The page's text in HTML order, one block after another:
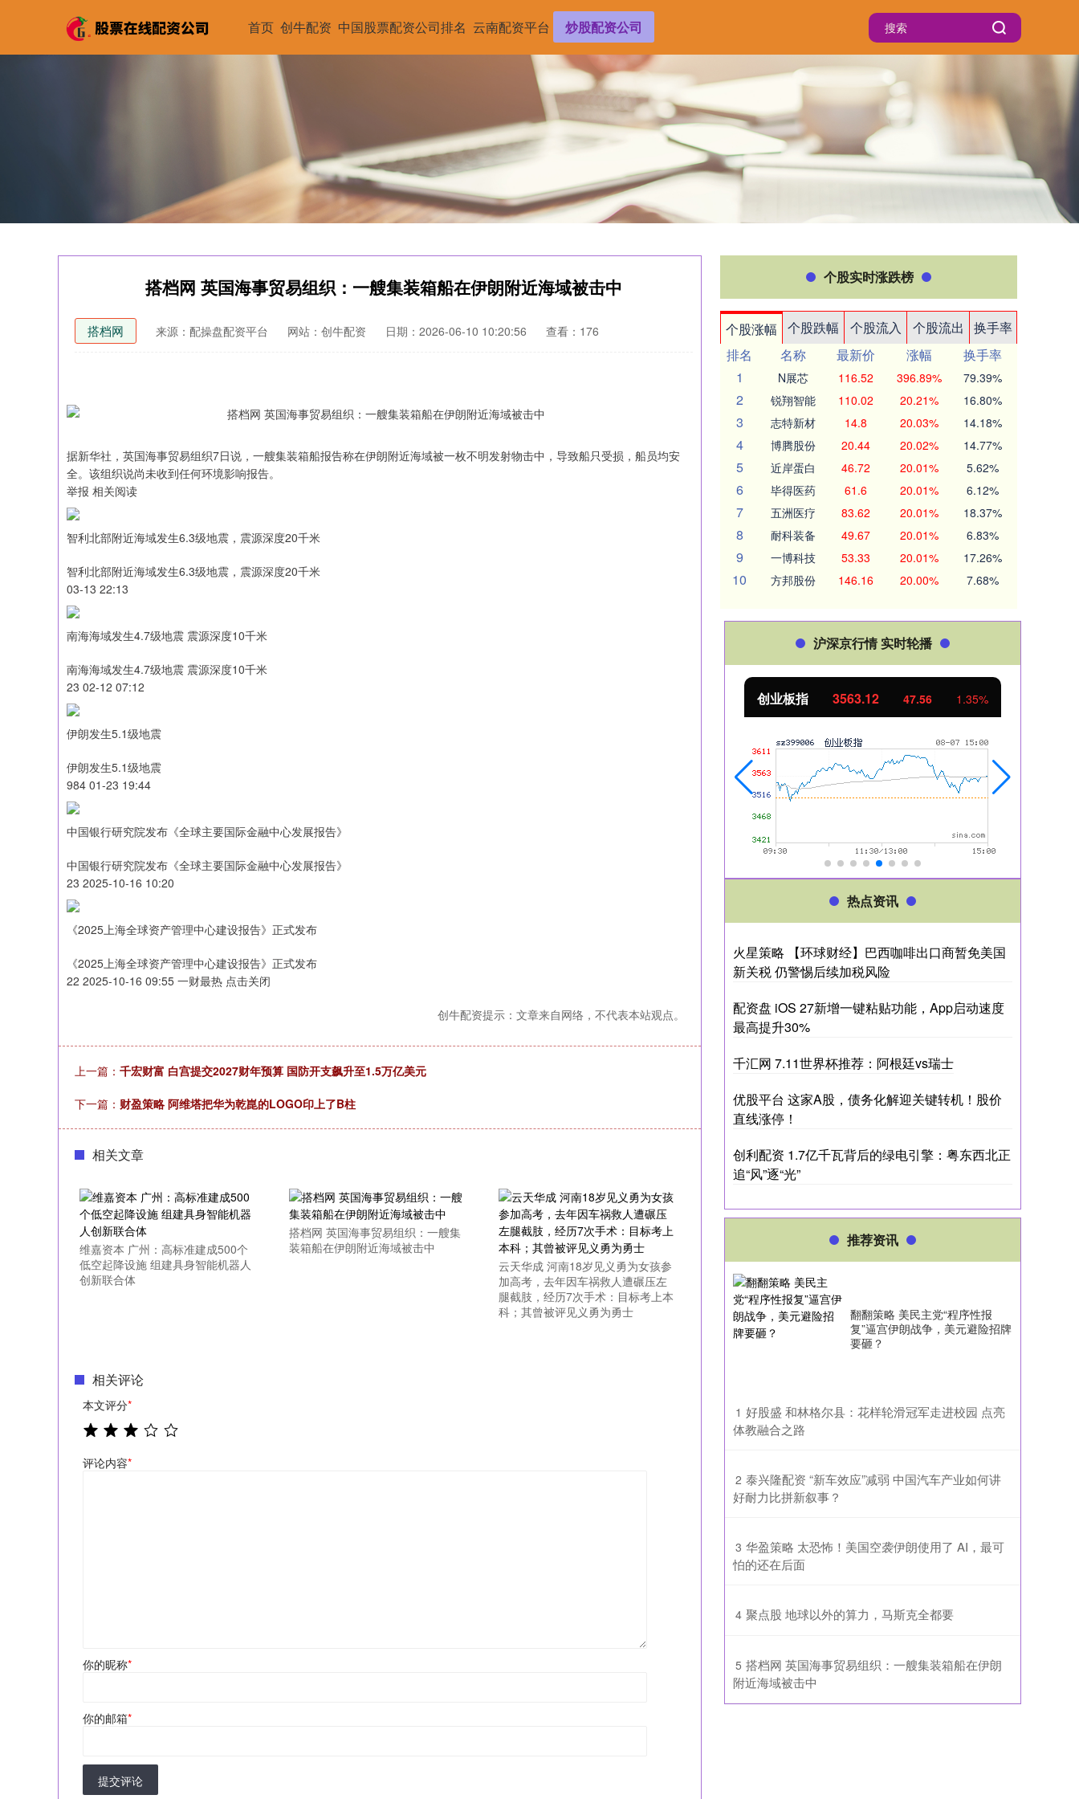
首页 创牛配资 中国股票配资公司排名 云南配资平台 炒股配资公司
搭档网 英国海事贸易组织：一艘集装箱船在伊朗附近海域被击中
搭档网 来源：配操盘配资平台 网站：创牛配资 日期：2026-06-10 10:20:56 查看：176
据新华社，英国海事贸易组织7日说，一艘集装箱船报告称在伊朗附近海域被一枚不明发射物击中，导致船只受损，船员均安
全。该组织说尚未收到任何环境影响报告。
举报 相关阅读
智利北部附近海域发生6.3级地震，震源深度20千米
智利北部附近海域发生6.3级地震，震源深度20千米
03-13 22:13
南海海域发生4.7级地震 震源深度10千米
南海海域发生4.7级地震 震源深度10千米
23 02-12 07:12
伊朗发生5.1级地震
伊朗发生5.1级地震
984 01-23 19:44
中国银行研究院发布《全球主要国际金融中心发展报告》
中国银行研究院发布《全球主要国际金融中心发展报告》
23 2025-10-16 10:20
《2025上海全球资产管理中心建设报告》正式发布
《2025上海全球资产管理中心建设报告》正式发布
22 2025-10-16 09:55 一财最热 点击关闭
创牛配资提示：文章来自网络，不代表本站观点。
上一篇： 千宏财富 白宫提交2027财年预算 国防开支飙升至1.5万亿美元
下一篇： 财盈策略 阿维塔把华为乾崑的LOGO印上了B柱
相关文章
维嘉资本 广州：高标准建成500个
低空起降设施 组建具身智能机器人
创新联合体
搭档网 英国海事贸易组织：一艘集
装箱船在伊朗附近海域被击中
云天华成 河南18岁见义勇为女孩参
加高考，去年因车祸救人遭碾压左
腿截肢，经历7次手术：目标考上本
科；其曾被评见义勇为勇士
相关评论
本文评分*
评论内容*
你的昵称*
你的邮箱*
提交评论
个股实时涨跌榜
个股涨幅 个股跌幅 个股流入 个股流出
换手率
排名
名称 最新价 涨幅
换手率
1
N展芯 116.52 396.89% 79.39%
2 锐翔智能 110.02 20.21% 16.80%
3 志特新材 14.8 20.03% 14.18%
4 博腾股份 20.44 20.02% 14.77%
5 近岸蛋白 46.72 20.01% 5.62%
6 毕得医药 61.6 20.01% 6.12%
7 五洲医疗 83.62 20.01% 18.37%
8 耐科装备 49.67 20.01% 6.83%
9 一博科技 53.33 20.01% 17.26%
10 方邦股份 146.16 20.00% 7.68%
沪深京行情 实时轮播
创业板指 3563.12 47.56 1.35%
热点资讯
火星策略 【环球财经】巴西咖啡出口商暂免美国
新关税 仍警惕后续加税风险
配资盘 iOS 27新增一键粘贴功能，App启动速度
最高提升30%
千汇网 7.11世界杯推荐：阿根廷vs瑞士
优股平台 这家A股，债务化解迎关键转机！股价
直线涨停！
创利配资 1.7亿千瓦背后的绿电引擎：粤东西北正
追“风”逐“光”
推荐资讯
翻翻策略 美民主党“程序性报
复”逼宫伊朗战争，美元避险招牌
要砸？
1 ​好股盛 和林格尔县：花样轮滑冠军走进校园 点亮
体教融合之路
2 ​泰兴隆配资 “新车效应”减弱 中国汽车产业如何讲
好耐力比拼新叙事？
3 ​华盈策略 太恐怖！美国空袭伊朗使用了 AI，最可
怕的还在后面
4 ​聚点股 地球以外的算力，马斯克全都要
5 ​搭档网 英国海事贸易组织：一艘集装箱船在伊朗
附近海域被击中